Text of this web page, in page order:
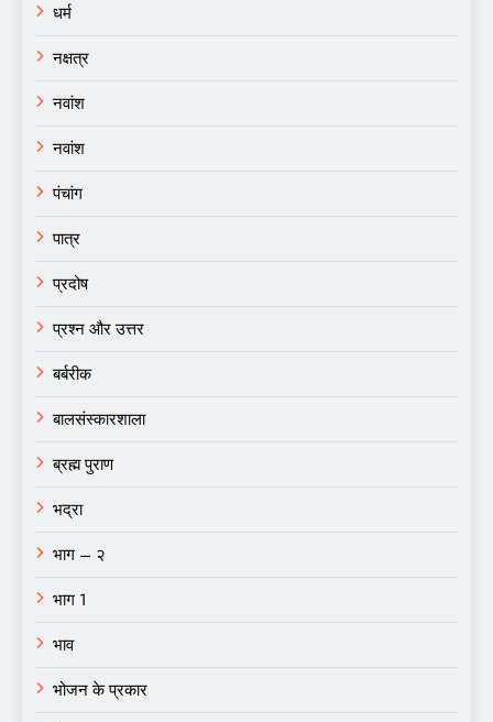
धर्म
नक्षत्र
नवांश
नवांश
पंचांग
पात्र
प्रदोष
प्रश्न और उत्तर
बर्बरीक
बालसंस्कारशाला
ब्रह्म पुराण
भद्रा
भाग – २
भाग 1
भाव
भोजन के प्रकार